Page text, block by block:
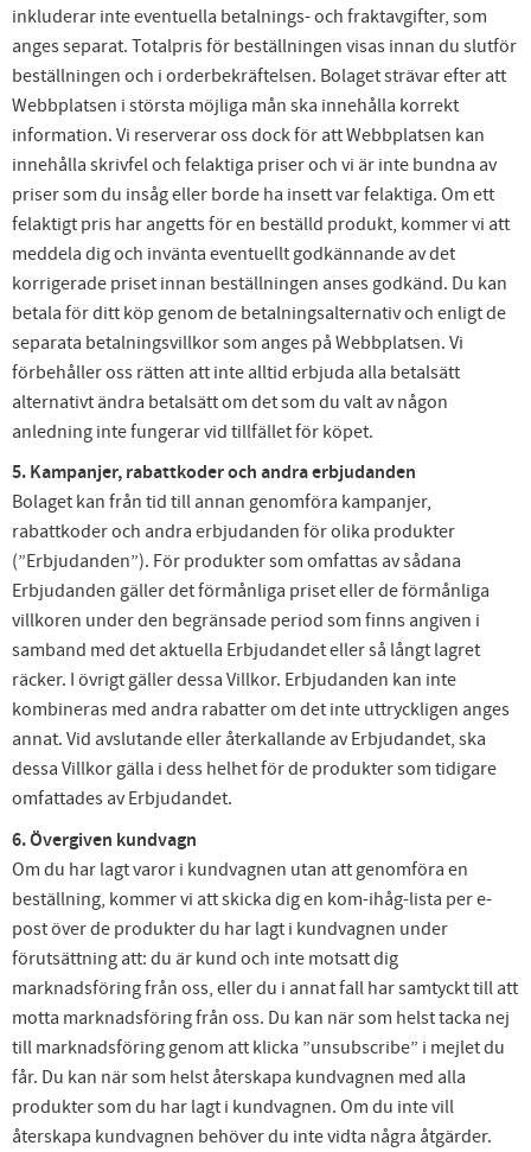
inkluderar inte eventuella betalnings- och fraktavgifter, som
anges separat. Totalpris för beställningen visas innan du slutför
beställningen och i orderbekräftelsen. Bolaget strävar efter att
Webbplatsen i största möjliga mån ska innehålla korrekt
information. Vi reserverar oss dock för att Webbplatsen kan
innehålla skrivfel och felaktiga priser och vi är inte bundna av
priser som du insåg eller borde ha insett var felaktiga. Om ett
felaktigt pris har angetts för en beställd produkt, kommer vi att
meddela dig och invänta eventuellt godkännande av det
korrigerade priset innan beställningen anses godkänd. Du kan
betala för ditt köp genom de betalningsalternativ och enligt de
separata betalningsvillkor som anges på Webbplatsen. Vi
förbehåller oss rätten att inte alltid erbjuda alla betalsätt
alternativt ändra betalsätt om det som du valt av någon
anledning inte fungerar vid tillfället för köpet.
5. Kampanjer, rabattkoder och andra erbjudanden
Bolaget kan från tid till annan genomföra kampanjer,
rabattkoder och andra erbjudanden för olika produkter
(”Erbjudanden”). För produkter som omfattas av sådana
Erbjudanden gäller det förmånliga priset eller de förmånliga
villkoren under den begränsade period som finns angiven i
samband med det aktuella Erbjudandet eller så långt lagret
räcker. I övrigt gäller dessa Villkor. Erbjudanden kan inte
kombineras med andra rabatter om det inte uttryckligen anges
annat. Vid avslutande eller återkallande av Erbjudandet, ska
dessa Villkor gälla i dess helhet för de produkter som tidigare
omfattades av Erbjudandet.
6. Övergiven kundvagn
Om du har lagt varor i kundvagnen utan att genomföra en
beställning, kommer vi att skicka dig en kom-ihåg-lista per e-
post över de produkter du har lagt i kundvagnen under
förutsättning att: du är kund och inte motsatt dig
marknadsföring från oss, eller du i annat fall har samtyckt till att
motta marknadsföring från oss. Du kan när som helst tacka nej
till marknadsföring genom att klicka ”unsubscribe” i mejlet du
får. Du kan när som helst återskapa kundvagnen med alla
produkter som du har lagt i kundvagnen. Om du inte vill
återskapa kundvagnen behöver du inte vidta några åtgärder.